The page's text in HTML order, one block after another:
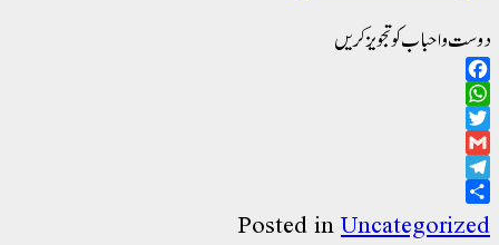
و احباب کو تجویز کریں
Posted in